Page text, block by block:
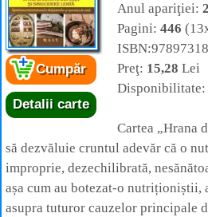
Cumpăr
Detalii carte
Anul apariţiei:
Pagini: 446
Preţ: 15,28 Lei
Disponibilitate:
Cartea „Hrana
să dezvăluie cruntul adevăr că o
improprie, dezechilibrată,
așa cum au botezat-o nutriționiștii,
asupra tuturor cauzelor principale